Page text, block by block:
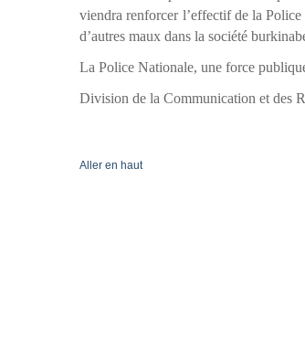
viendra renforcer l’effectif de la
d’autres maux dans la société
La Police Nationale, une force
Division de la Communication et des
Aller en haut